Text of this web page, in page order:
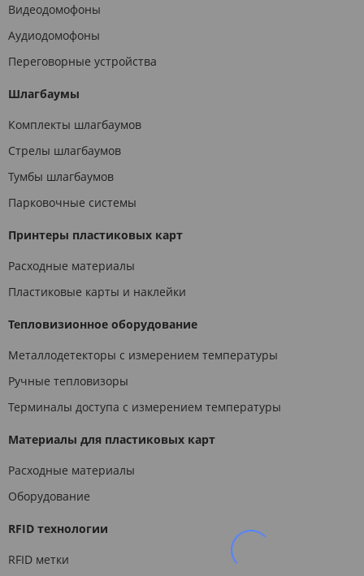
Видеодомофоны
Аудиодомофоны
Переговорные устройства
Шлагбаумы
Комплекты шлагбаумов
Стрелы шлагбаумов
Тумбы шлагбаумов
Парковочные системы
Принтеры пластиковых карт
Расходные материалы
Пластиковые карты и наклейки
Тепловизионное оборудование
Металлодетекторы с измерением температуры
Ручные тепловизоры
Терминалы доступа с измерением температуры
Материалы для пластиковых карт
Расходные материалы
Оборудование
RFID технологии
RFID метки